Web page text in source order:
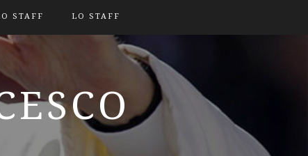
STAFF LO STAFF